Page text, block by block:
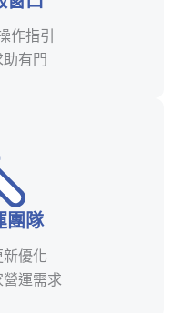
作指引
有門
團隊
優化
運需求